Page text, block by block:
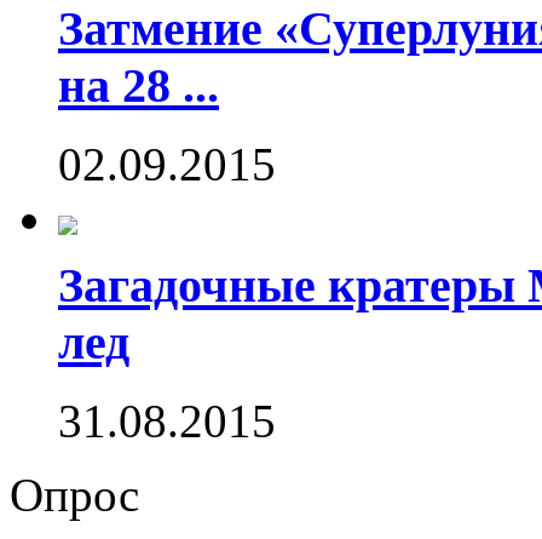
Затмение
на 28 ...
02.09.2015
Загадочные
лед
31.08.2015
Опрос